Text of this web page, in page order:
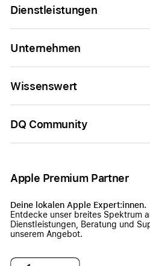
Dienstleistungen
Unternehmen
Wissenswert
DQ Community
Apple Premium Partner
Deine lokalen Apple Expert:innen.
Entdecke unser breites Spektrum
Dienstleistungen, Beratung und
unserem Angebot.